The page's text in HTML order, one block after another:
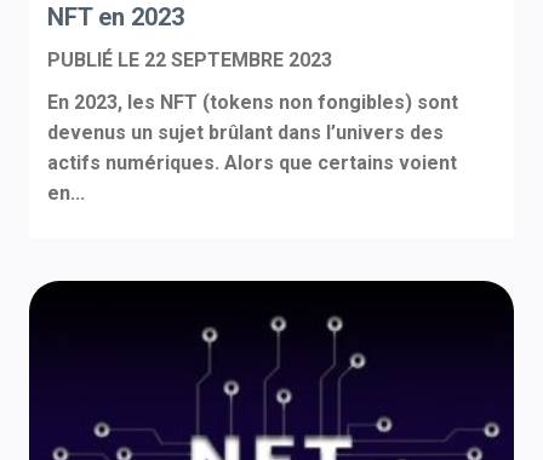
NFT en 2023
PUBLIÉ LE 22 SEPTEMBRE 2023
En 2023, les NFT (tokens non fongibles) sont
devenus un sujet brûlant dans l’univers des
actifs numériques. Alors que certains voient
en...